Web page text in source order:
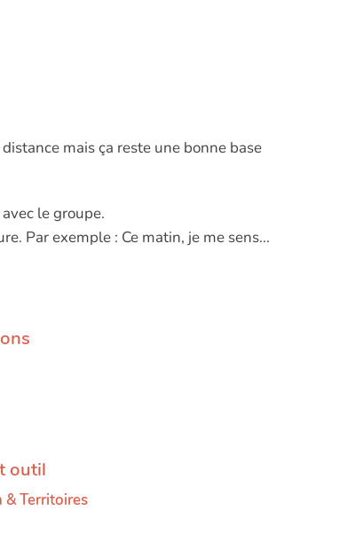
mais ça reste une bonne base
le groupe.
Par exemple : Ce matin, je me sens...
outil
Territoires